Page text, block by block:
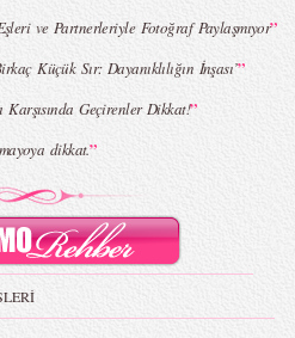
ve Partnerleriyle Fotoğraf Paylaşmıyor”
Küçük Sır: Dayanıklılığın İnşası’”
Geçirenler Dikkat!”
dikkat.”